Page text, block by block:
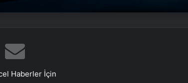
Haberler İçin